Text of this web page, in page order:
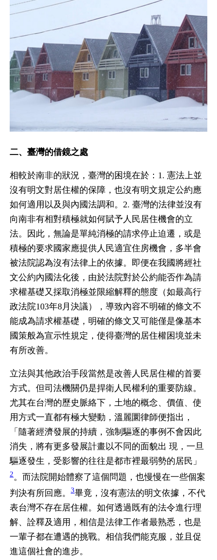
二、臺灣的借鏡之處
相較於南非的狀況，臺灣的困境在於：1. 憲法上並
沒有明文對居住權的保障，也沒有明文規定公約應
如何適用以及與內國法調和。2. 臺灣的法律並沒有
向南非有相對積極就如何賦予人民居住機會的立
法。因此，無論是單純消極的請求停止迫遷，或是
積極的要求國家應提供人民適宜住房機會，多半會
被法院認為沒有法律上的依據。即便在我國將經社
文公約內國法化後，由於法院對於公約能否作為請
求權基礎又採取消極並限縮解釋的態度（如最高行
政法院103年8月決議），導致內容不明確的條文不
能成為請求權基礎，明確的條文又可能僅是像基本
國策般為宣示性規定，使得臺灣的居住權困境並未
有所改善。
立法與其他政治手段當然是改善人民居住權的首要
方式。但司法機關仍是捍衛人民權利的重要防線。
尤其在台灣的歷史脈絡下，土地的概念、價值、使
用方式一直都有極大變動，溫麗圜律師便指出，
「隨著經濟發展的持續，強制驅逐的事例不會因此
消失，將有更多發展計畫以不同的面貌出 現，一旦
驅逐發生，受影響的往往是都市裡最弱勢的居民」
2。而法院開始體察了這個問題，也慢慢在一些個案
判決有所回應。
3畢竟，沒有憲法的明文依據，不代
表台灣不存在居住權。如何透過既有的法令進行理
解、詮釋及適用，相信是法律工作者最熟悉，也是
一輩子都在遭遇的挑戰。相信我們能克服，並且促
進這個社會的進步。